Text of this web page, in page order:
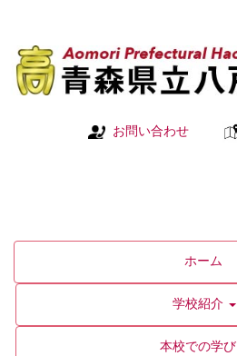
お問い合わせ
ホーム
学校紹介
本校での学び